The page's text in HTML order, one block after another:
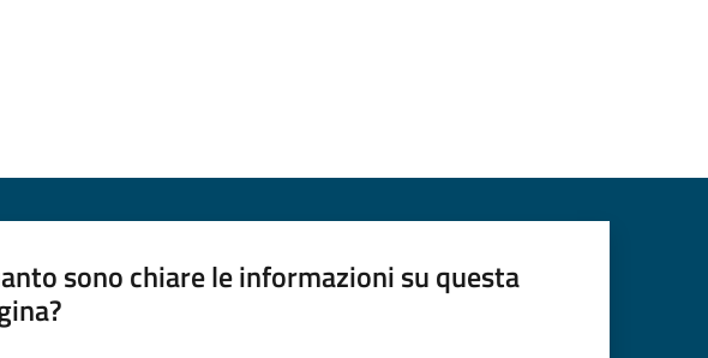
sono chiare le informazioni su questa